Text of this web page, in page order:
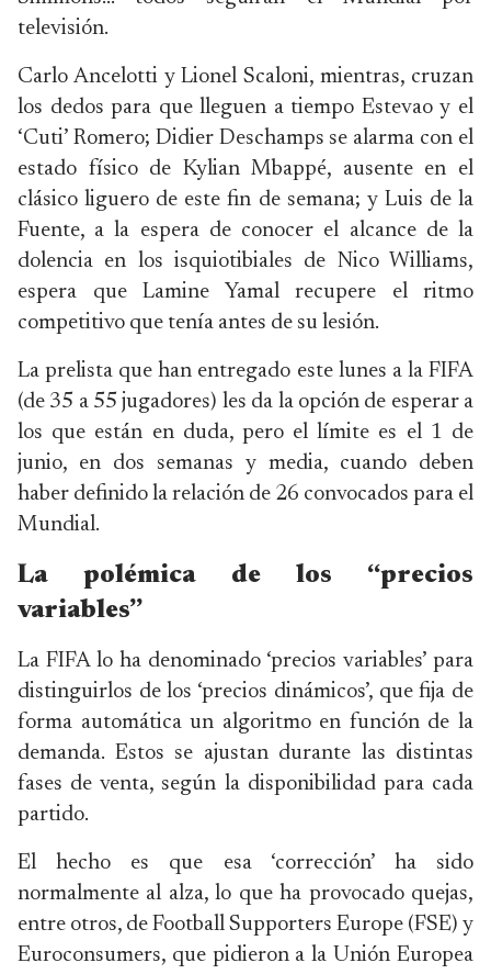
televisión.
Carlo Ancelotti y Lionel Scaloni, mientras, cruzan
los dedos para que lleguen a tiempo Estevao y el
‘Cuti’ Romero; Didier Deschamps se alarma con el
estado físico de Kylian Mbappé, ausente en el
clásico liguero de este fin de semana; y Luis de la
Fuente, a la espera de conocer el alcance de la
dolencia en los isquiotibiales de Nico Williams,
espera que Lamine Yamal recupere el ritmo
competitivo que tenía antes de su lesión.
La prelista que han entregado este lunes a la FIFA
(de 35 a 55 jugadores) les da la opción de esperar a
los que están en duda, pero el límite es el 1 de
junio, en dos semanas y media, cuando deben
haber definido la relación de 26 convocados para el
Mundial.
La polémica de los “precios
variables”
La FIFA lo ha denominado ‘precios variables’ para
distinguirlos de los ‘precios dinámicos’, que fija de
forma automática un algoritmo en función de la
demanda. Estos se ajustan durante las distintas
fases de venta, según la disponibilidad para cada
partido.
El hecho es que esa ‘corrección’ ha sido
normalmente al alza, lo que ha provocado quejas,
entre otros, de Football Supporters Europe (FSE) y
Euroconsumers, que pidieron a la Unión Europea